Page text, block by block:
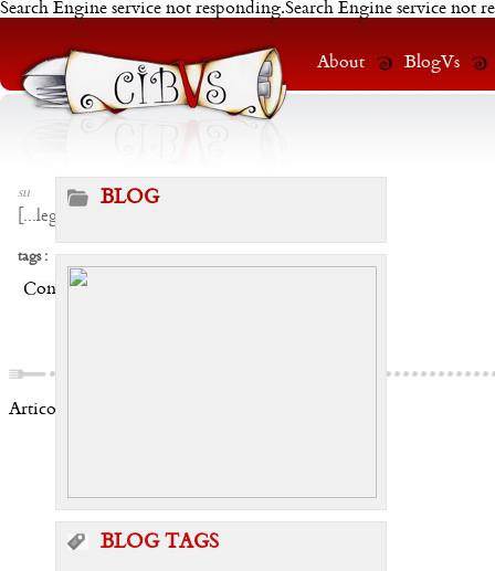
Search Engine service not responding.Search Engine service not
About BlogVs
su
...leggi
tags :
Condividi:
Articoli correlati:
BLOG
BLOG TAGS